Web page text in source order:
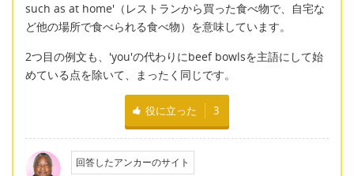
such as at home'（レストランから買った食べ物で、自宅な
ど他の場所で食べられる食べ物）を意味しています。
2つ目の例文も、'you'の代わりにbeef bowlsを主語にして始
めている点を除いて、まったく同じです。
役に立った 3
回答したアンカーのサイト